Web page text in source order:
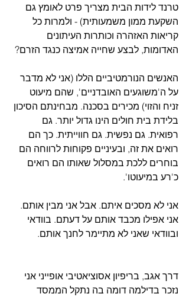
טרנד לידות הבית מצריך פרט לאומץ גם
השקעת ממון משמעותית) - ולמרות כל
קריאות האזהרה וכותרות העיתונים
האדומות, לבצע שחייה אמיצה כנגד הזרם?
האנשים הנורמטיביים הללו (אני לא מדבר
על ה'משוגעים האובדניים', שהם מיעוט
זניח והזוי) מכירים בסכנה. מבחינתם הסיכון
בלידת בית חולים הינו גדול יותר. גם
רפואית. גם נפשית. גם חווייתית. כך הם
רואים את זה, ובעיניים פקוחות לרווחה הם
בוחרים ללכת במסלול שאותו הם רואים
כ'רע במיעוטו'.
אני לא מסכים איתם. אבל אני מבין אותם.
אני אפילו מכבד אותם על דעתם. בוודאי
ובוודאי שאני לא מתיימר לחנך אותם.
דרך אגב, בריפיון אסוציאטיבי אופייני אני
נזכר בדילמה דומה בה נתקל הממסד